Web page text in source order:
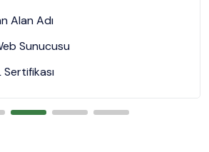
Alan Adı
Sunucusu